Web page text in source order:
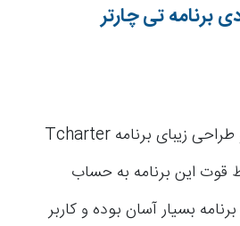
برنامه تی چارتر
رابط کاربری مطلوب و طراحی زیبای برنامه Tcharter
قوت این برنامه به حساب
بسیار آسان بوده و کاربر